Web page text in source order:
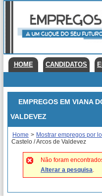
HOME CANDIDATOS
EMPREGOS EM VIANA
VALDEVEZ
Home > Mostrar empregos por
Castelo / Arcos de Valdevez
Não foram
Alterar a pesquisa.